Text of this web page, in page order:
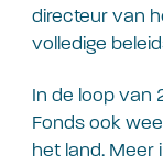
directeur van
volledige
In de loop van
Fonds ook
het land. Meer